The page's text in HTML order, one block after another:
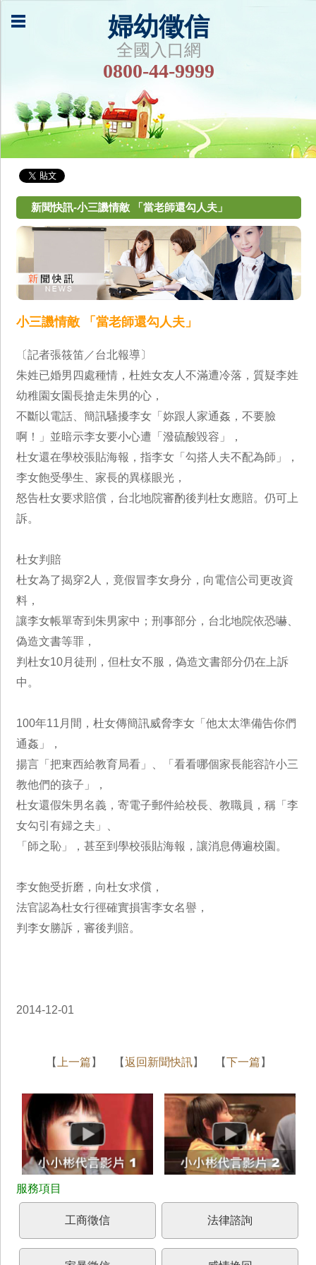
婦幼徵信
全國入口網
0800-44-9999
新聞快訊-小三譏情敵 「當老師還勾人夫」
小三譏情敵 「當老師還勾人夫」
〔記者張筱笛／台北報導〕
朱姓已婚男四處種情，杜姓女友人不滿遭冷落，質疑李姓
幼稚園女園長搶走朱男的心，
不斷以電話、簡訊騷擾李女「妳跟人家通姦，不要臉
啊！」並暗示李女要小心遭「潑硫酸毀容」，
杜女還在學校張貼海報，指李女「勾搭人夫不配為師」，
李女飽受學生、家長的異樣眼光，
怒告杜女要求賠償，台北地院審酌後判杜女應賠。仍可上
訴。
杜女判賠
杜女為了揭穿2人，竟假冒李女身分，向電信公司更改資
料，
讓李女帳單寄到朱男家中；刑事部分，台北地院依恐嚇、
偽造文書等罪，
判杜女10月徒刑，但杜女不服，偽造文書部分仍在上訴
中。
100年11月間，杜女傳簡訊威脅李女「他太太準備告你們
通姦」，
揚言「把東西給教育局看」、「看看哪個家長能容許小三
教他們的孩子」，
杜女還假朱男名義，寄電子郵件給校長、教職員，稱「李
女勾引有婦之夫」、
「師之恥」，甚至到學校張貼海報，讓消息傳遍校園。
李女飽受折磨，向杜女求償，
法官認為杜女行徑確實損害李女名譽，
判李女勝訴，審後判賠。
2014-12-01
【 上一篇 】 【返回新聞快訊】 【下一篇 】
工商徵信 法律諮詢